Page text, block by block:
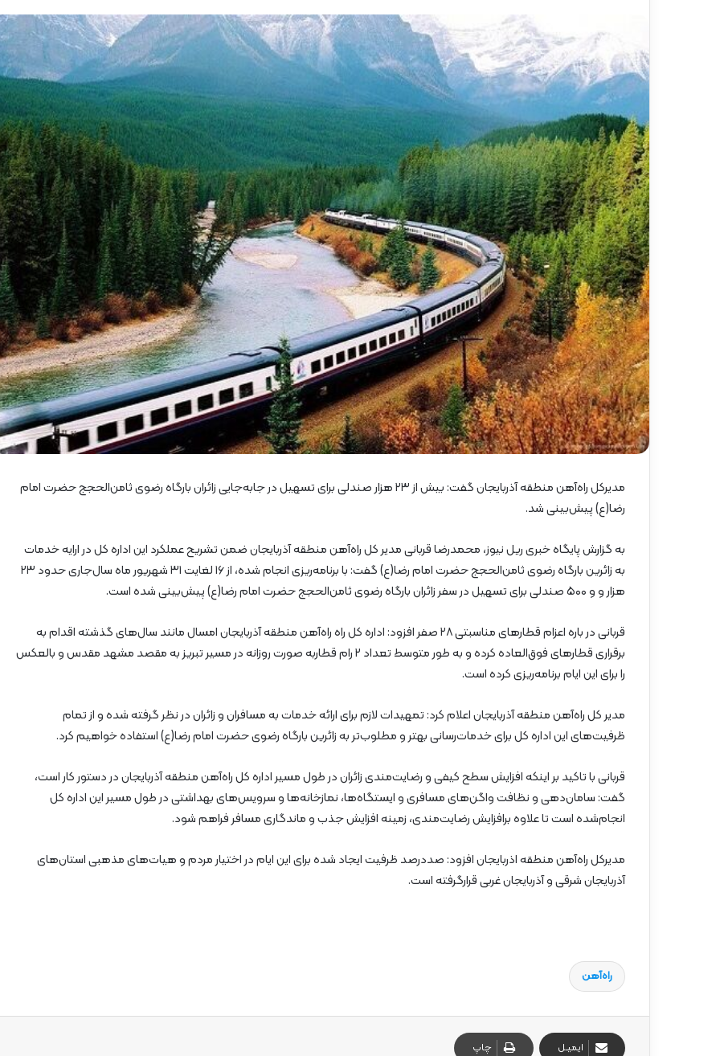
مدیرکل راه‌آهن منطقه آذربایجان گفت: بیش از ۲۳ هزار صندلی برای تسهیل در جابه‌جایی زائران بارگاه رضوی ثامن‌الحجج حضرت امام
رضا(ع) پیش‌بینی شد.
به گزارش پایگاه خبری ریل نیوز، محمدرضا قربانی مدیر کل راه‌آهن منطقه آذربایجان ضمن تشریح عملکرد این اداره کل در ارایه خدمات
به زائرین بارگاه رضوی ثامن‌الحجج حضرت امام رضا(ع) گفت: با برنامه‌ریزی انجام شده، از ۱۶ لغایت ۳۱ شهریور ماه سال‌جاری حدود ۲۳
هزار و و ۵۰۰ صندلی برای تسهیل در سفر زائران بارگاه رضوی ثامن‌الحجج حضرت امام رضا(ع) پیش‌بینی شده است.
قربانی در باره اعزام قطارهای مناسبتی ۲۸ صفر افزود: اداره کل راه راه‌آهن منطقه آذربایجان امسال مانند سال‌های گذشته اقدام به
برقراری قطارهای فوق‌العاده کرده و به طور متوسط تعداد ۲ رام قطاربه صورت روزانه در مسیر تبریز به مقصد مشهد مقدس و بالعکس
را برای این ایام برنامه‌ریزی کرده است.
مدیر کل راه‌آهن منطقه آذربایجان اعلام کرد: تمهیدات لازم برای ارائه خدمات به مسافران و زائران در نظر گرفته شده و از تمام
ظرفیت‌های این اداره کل برای خدمات‌رسانی بهتر و مطلوب‌تر به زائرین بارگاه رضوی حضرت امام رضا(ع) استفاده خواهیم کرد.
قربانی با تاکید بر اینکه افزایش سطح کیفی و رضایت‌مندی زائران در طول مسیر اداره کل راه‌آهن منطقه آذربایجان در دستور کار است،
گفت: سامان‌دهی و نظافت واگن‌های مسافری و ایستگاه‌ها، نمازخانه‌ها و سرویس‌های بهداشتی در طول مسیر این اداره کل
انجام‌شده است تا علاوه برافزایش رضایت‌مندی، زمینه افزایش جذب و ماندگاری مسافر فراهم شود.
مدیرکل راه‌آهن منطقه اذربایجان افزود: صددرصد ظرفیت ایجاد شده برای این ایام در اختیار مردم و هیات‌های مذهبی استان‌های
آذربایجان شرقی و آذربایجان غربی قرارگرفته است.
راه‌آهن
ایمیـل چاپ
ر
د
ش
گ
ر
خ
ط
آ
ه
ن
«
ز
ی
ر
ا
ب
–
ش
ی
ر
گ
ا
ه
»
–
م
ز
ا
ن
۱۳ اردیبهشت ۱۴۰۵
مسیر گردشگری خط آهن «زیراب –
شیرگاه» – مازندران
د
د
ک
ت
ذ
ا
ک
ر
ی
م
د
ی
ر
ع
ا
م
ل
ر
ا
ه‌
آ
ه
ن
ا
ز
ر
ه‌
ش
م
ل
ر
ق
بازدید دکتر ذاکری مدیرعامل
از راه‌آهن شمالشرق۲